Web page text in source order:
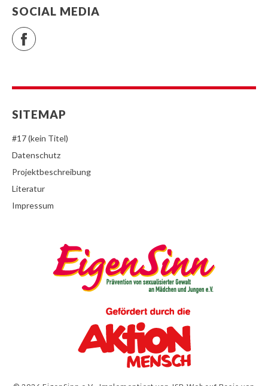
SOCIAL MEDIA
Facebook
SITEMAP
#17 (kein Titel)
Datenschutz
Projektbeschreibung
Literatur
Impressum